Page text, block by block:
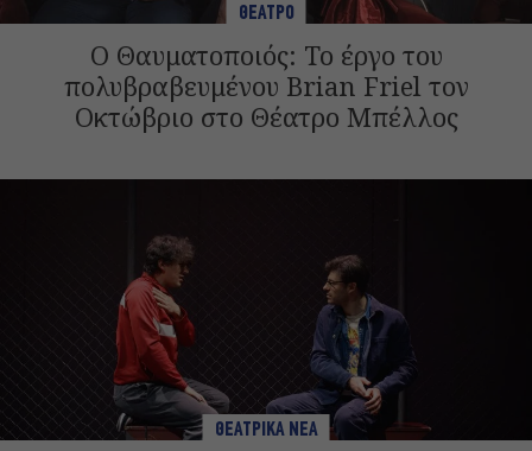
ΘΕΑΤΡΟ
Ο Θαυματοποιός: Το έργο του
πολυβραβευμένου Brian Friel τον
Οκτώβριο στο Θέατρο Μπέλλος
ΘΕΑΤΡΙΚΑ ΝΕΑ